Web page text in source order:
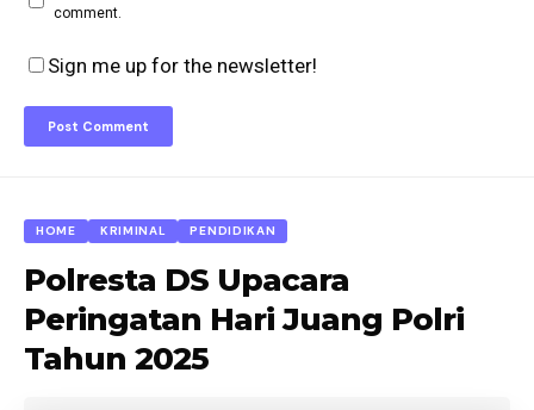
comment.
Sign me up for the newsletter!
HOME KRIMINAL PENDIDIKAN
Polresta DS Upacara
Peringatan Hari Juang Polri
Tahun 2025